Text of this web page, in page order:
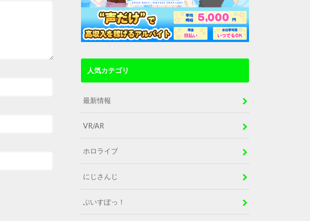
人気カテゴリ
最新情報
VR/AR
ホロライブ
にじさんじ
ぶいすぽっ！